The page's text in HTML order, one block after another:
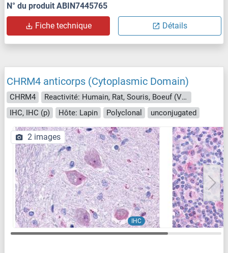
N° du produit ABIN7445765
Fiche technique Détails
CHRM4 anticorps (Cytoplasmic Domain)
CHRM4
Reactivité: Humain, Rat, Souris, Boeuf (Vache), Cobaye, Hamster, Cheval, Porc
IHC, IHC (p)
Hôte: Lapin Polyclonal unconjugated
IHC
2 images